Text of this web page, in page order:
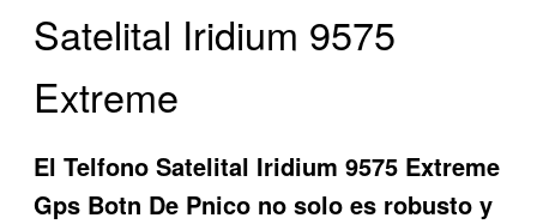
Satelital Iridium 9575
Extreme
ElTelfono Satelital Iridium 9575 Extreme
Gps Botn De Pnico no solo es robusto y